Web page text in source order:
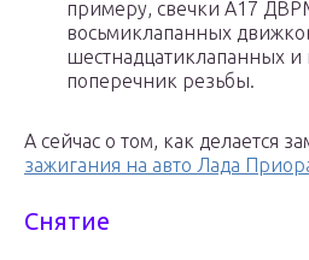
примеру, свечки А17
восьмиклапанных
шестнадцатиклапанных
поперечник резьбы.
А сейчас о том, как делается
зажигания на авто Лада
Снятие